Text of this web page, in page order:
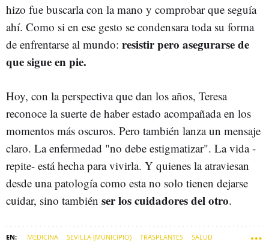
hizo fue buscarla con la mano y comprobar que seguía
ahí. Como si en ese gesto se condensara toda su forma
de enfrentarse al mundo: resistir pero asegurarse de
que sigue en pie.
Hoy, con la perspectiva que dan los años, Teresa
reconoce la suerte de haber estado acompañada en los
momentos más oscuros. Pero también lanza un mensaje
claro. La enfermedad "no debe estigmatizar". La vida -
repite- está hecha para vivirla. Y quienes la atraviesan
desde una patología como esta no solo tienen dejarse
cuidar, sino también ser los cuidadores del otro.
MEDICINA SEVILLA (MUNICIPIO) TRASPLANTES SALUD